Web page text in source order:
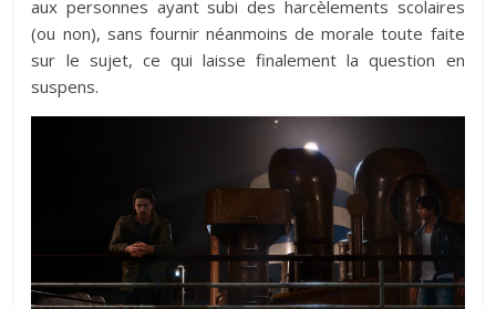
aux personnes ayant subi des harcèlements scolaires
(ou non), sans fournir néanmoins de morale toute faite
sur le sujet, ce qui laisse finalement la question en
suspens.